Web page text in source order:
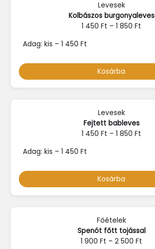
Levesek
Kolbászos burgonyaleves
1 450 Ft – 1 850 Ft
Kosárba
Levesek
Fejtett bableves
1 450 Ft – 1 850 Ft
Kosárba
Főételek
Spenót főtt tojással
1 900 Ft – 2 500 Ft